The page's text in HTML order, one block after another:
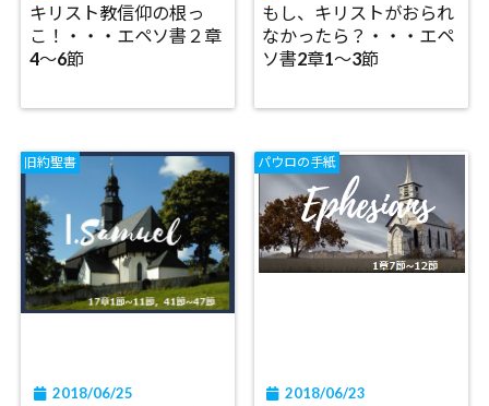
キリスト教信仰の根っ
こ！・・・エペソ書２章
4～6節
もし、キリストがおられ
なかったら？・・・エペ
ソ書2章1～3節
旧約聖書
2018/06/25
パウロの手紙
2018/06/23